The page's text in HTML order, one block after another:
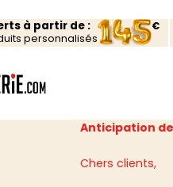
à partir de :
personnalisés
€
Anticipation
Chers clients,